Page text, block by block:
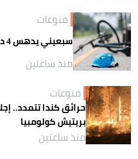
منوعات
سبعيني يدهس 4 دراجين مرتين في إيطاليا
منذ ساعتين
منوعات
بريتيش كولومبيا
منذ ساعتين